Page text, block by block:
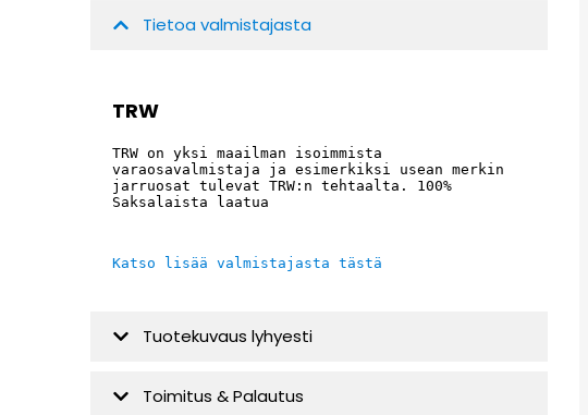
Tietoa valmistajasta
TRW
TRW on yksi maailman isoimmista
varaosavalmistaja ja esimerkiksi usean merkin
jarruosat tulevat TRW:n tehtaalta. 100%
Saksalaista laatua
Katso lisää valmistajasta tästä
Tuotekuvaus lyhyesti
Toimitus & Palautus